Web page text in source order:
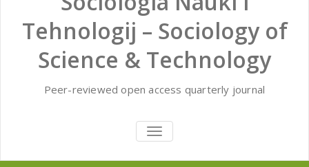
Tehnologij – Sociology of
Science & Technology
Peer-reviewed open access quarterly journal
TOGGLE
NAVIGATION